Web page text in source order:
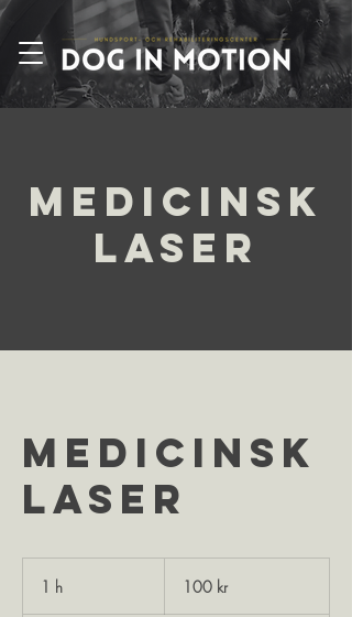
Medicinsk
laser
Medicinsk
laser
1 h
kronor100 kr